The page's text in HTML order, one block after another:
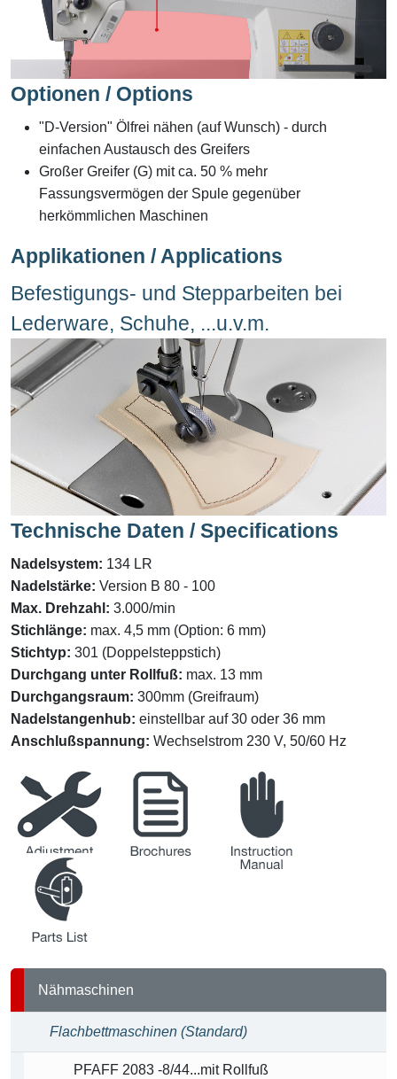
Optionen / Options
"D-Version" Ölfrei nähen (auf Wunsch) - durch
einfachen Austausch des Greifers
Großer Greifer (G) mit ca. 50 % mehr
Fassungsvermögen der Spule gegenüber
herkömmlichen Maschinen
Applikationen / Applications
Befestigungs- und Stepparbeiten bei
Lederware, Schuhe, ...u.v.m.
Technische Daten / Specifications
Nadelsystem: 134 LR
Nadelstärke: Version B 80 - 100
Max. Drehzahl: 3.000/min
Stichlänge: max. 4,5 mm (Option: 6 mm)
Stichtyp: 301 (Doppelsteppstich)
Durchgang unter Rollfuß: max. 13 mm
Durchgangsraum: 300mm (Greifraum)
Nadelstangenhub: einstellbar auf 30 oder 36 mm
Anschlußspannung: Wechselstrom 230 V, 50/60 Hz
Nähmaschinen
Flachbettmaschinen (Standard)
PFAFF 2083 -8/44...mit Rollfuß